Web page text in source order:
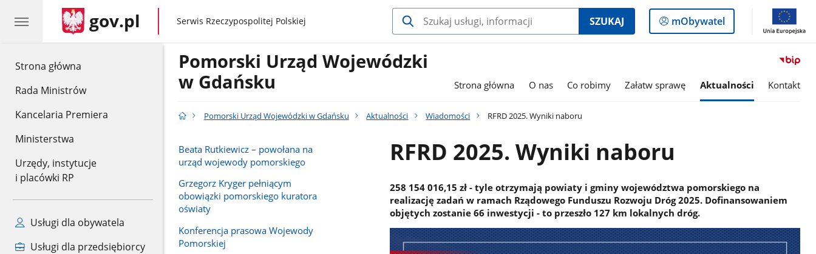
Strona główna
Rada Ministrów
Kancelaria Premiera
Ministerstwa
Urzędy, instytucje
i placówki RP
Usługi dla obywatela
Usługi dla przedsiębiorcy
gov.pl gov.pl
Serwis Rzeczypospolitej Polskiej SZUKAJ
Logowanie
do
mObywatel
Pomorski Urząd Wojewódzki
w Gdańsku
Strona główna O nas Co robimy Załatw sprawę Aktualności Kontakt
Pomorski Urząd Wojewódzki w Gdańsku Aktualności Wiadomości RFRD 2025. Wyniki naboru
Beata Rutkiewicz – powołana na
urząd wojewody pomorskiego
Grzegorz Kryger pełniącym
obowiązki pomorskiego kuratora
oświaty
Konferencja prasowa Wojewody
Pomorskiej
RFRD 2025. Wyniki naboru
258 154 016,15 zł - tyle otrzymają powiaty i gminy województwa pomorskiego na
realizację zadań w ramach Rządowego Funduszu Rozwoju Dróg 2025. Dofinansowaniem
objętych zostanie 66 inwestycji - to przeszło 127 km lokalnych dróg.